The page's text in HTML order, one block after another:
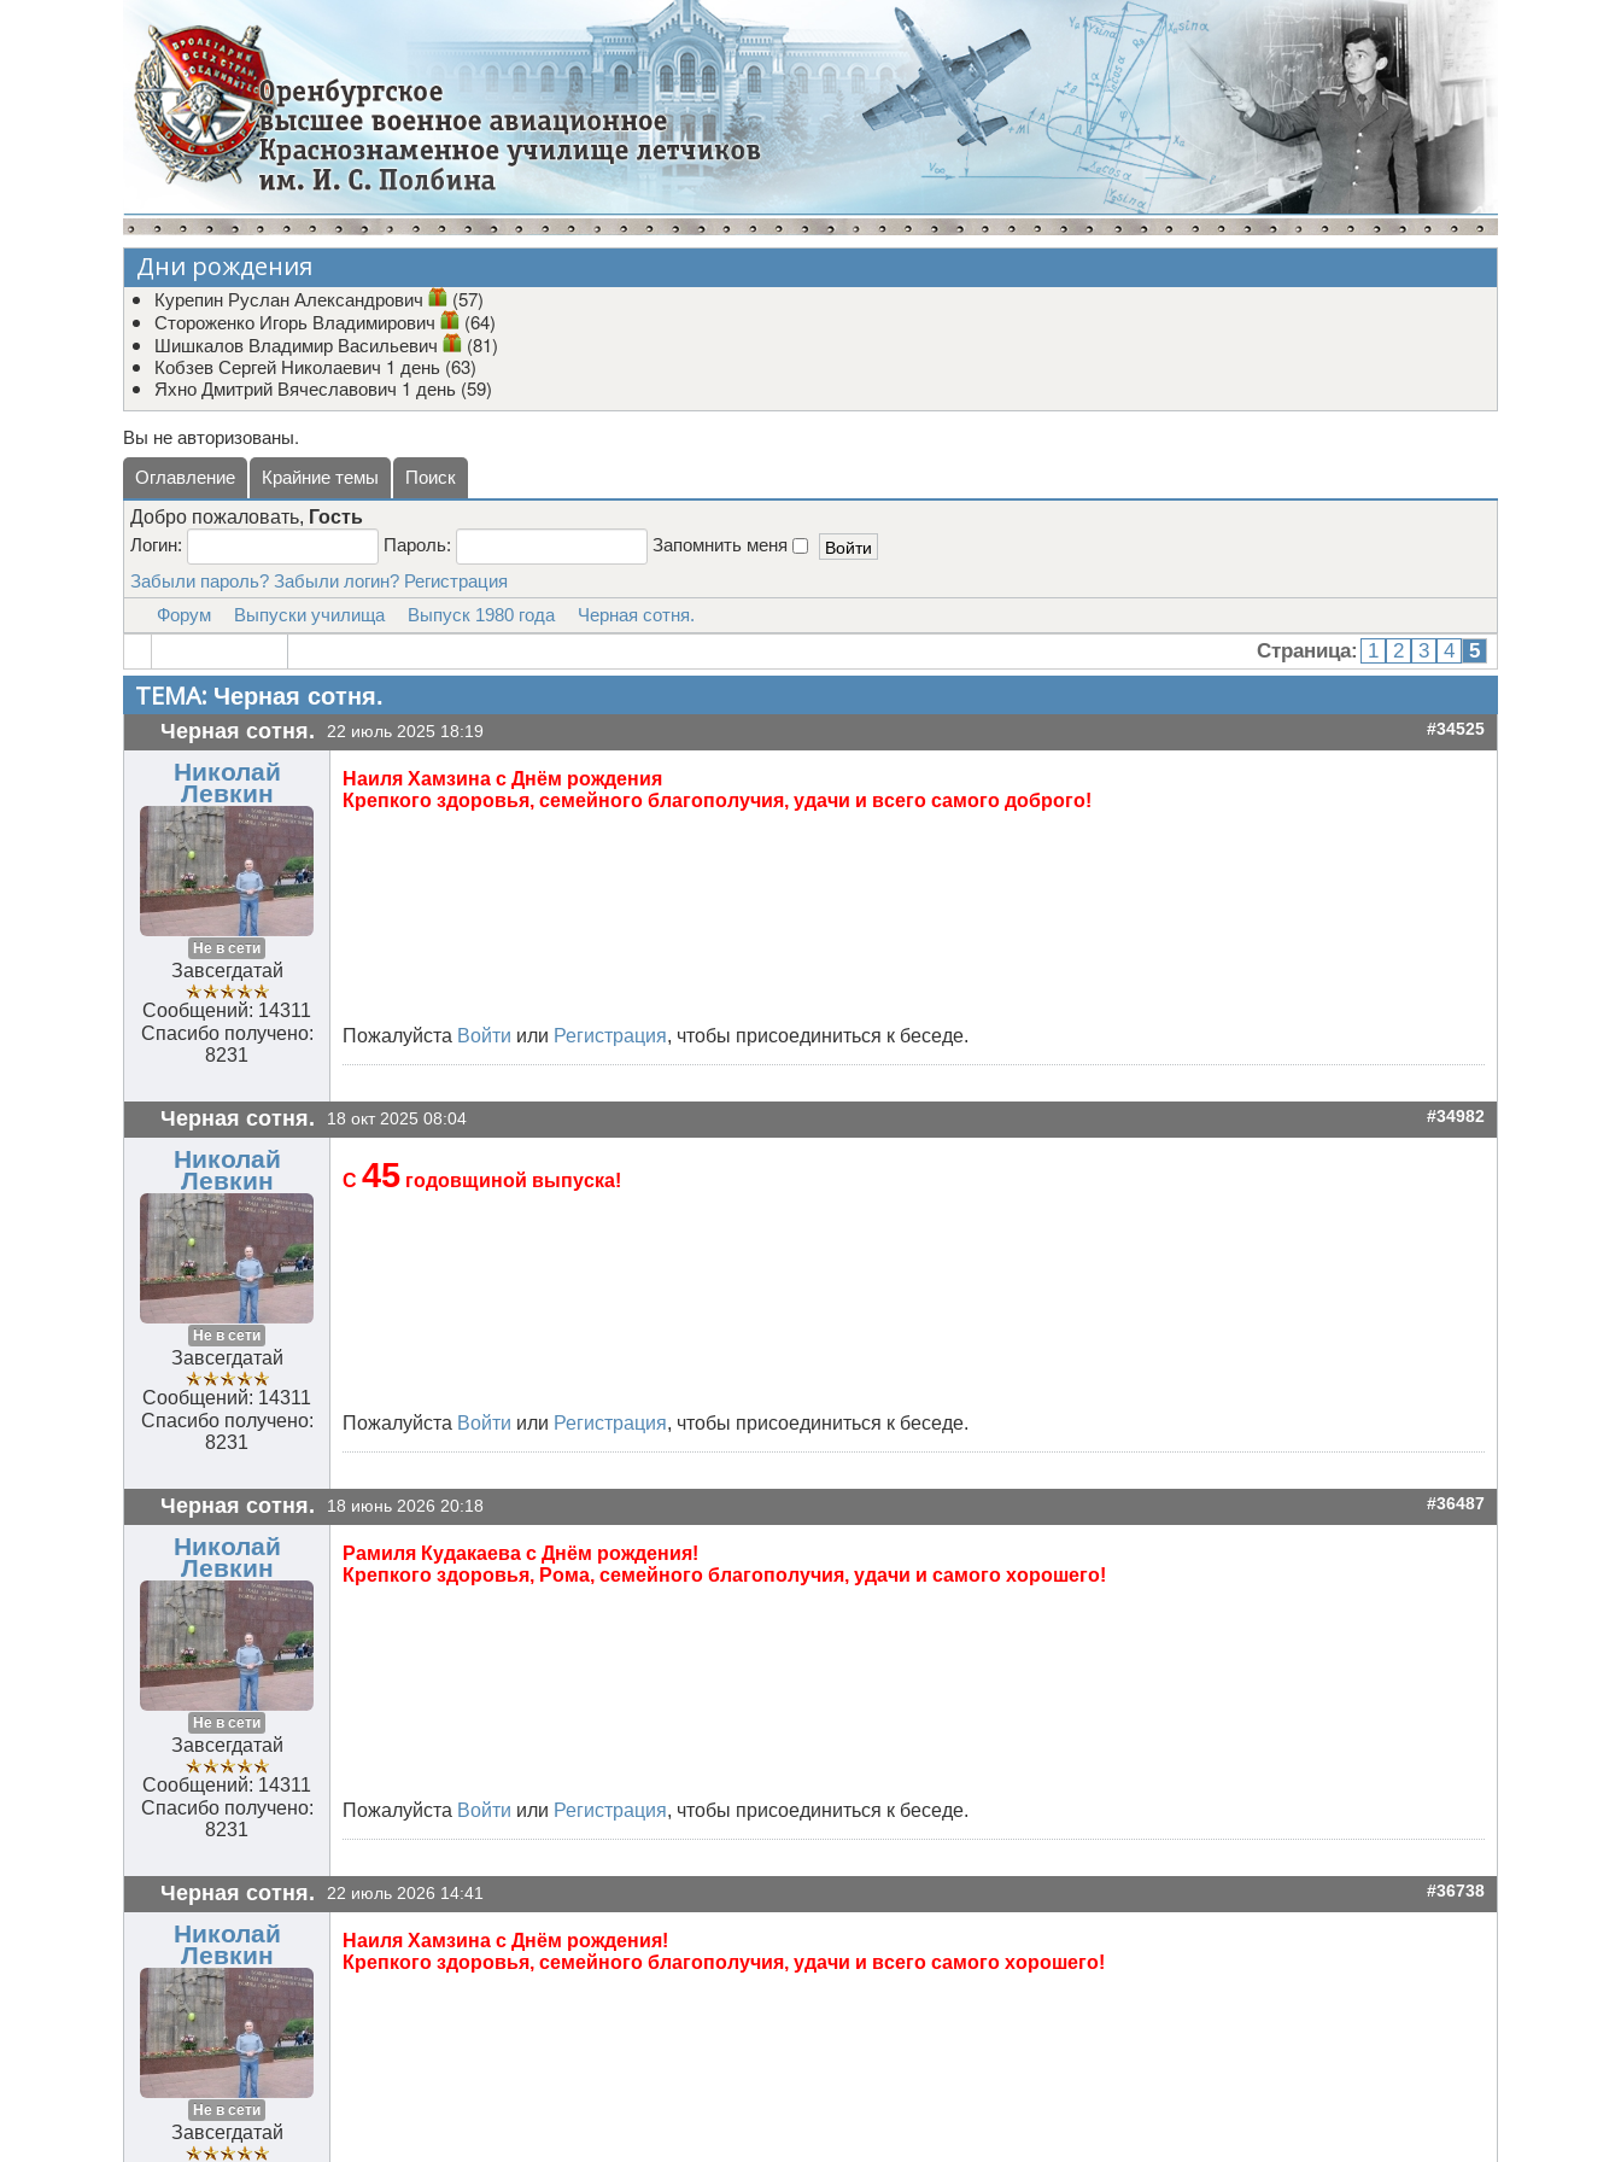
Дни рождения
Курепин Руслан Александрович
(57)
Стороженко Игорь Владимирович
(64)
Шишкалов Владимир Васильевич
(81)
Кобзев Сергей Николаевич 1 день (63)
Яхно Дмитрий Вячеславович 1 день (59)
Вы не авторизованы.
Оглавление Крайние темы
Поиск
Добро пожаловать, Гость
Логин:
Пароль:
Запомнить меня
Забыли пароль? Забыли логин? Регистрация
Форум
Выпуски училища Выпуск 1980 года Черная сотня.
Страница: 1 2 3 4 5
ТЕМА: Черная сотня.
Черная сотня. 22 июль 2025 18:19 #34525
Николай
Левкин
Не в сети
Завсегдатай
Сообщений: 14311
Спасибо получено:
8231
Наиля Хамзина с Днём рождения
Крепкого здоровья, семейного благополучия, удачи и всего самого доброго!
Пожалуйста Войти или Регистрация, чтобы присоединиться к беседе.
Черная сотня. 18 окт 2025 08:04 #34982
Николай
Левкин
Не в сети
Завсегдатай
Сообщений: 14311
Спасибо получено:
8231
С 45 годовщиной выпуска!
Пожалуйста Войти или Регистрация, чтобы присоединиться к беседе.
Черная сотня. 18 июнь 2026 20:18 #36487
Николай
Левкин
Не в сети
Завсегдатай
Сообщений: 14311
Спасибо получено:
8231
Рамиля Кудакаева с Днём рождения!
Крепкого здоровья, Рома, семейного благополучия, удачи и самого хорошего!
Пожалуйста Войти или Регистрация, чтобы присоединиться к беседе.
Черная сотня. 22 июль 2026 14:41 #36738
Николай
Левкин
Не в сети
Завсегдатай
Наиля Хамзина с Днём рождения!
Крепкого здоровья, семейного благополучия, удачи и всего самого хорошего!